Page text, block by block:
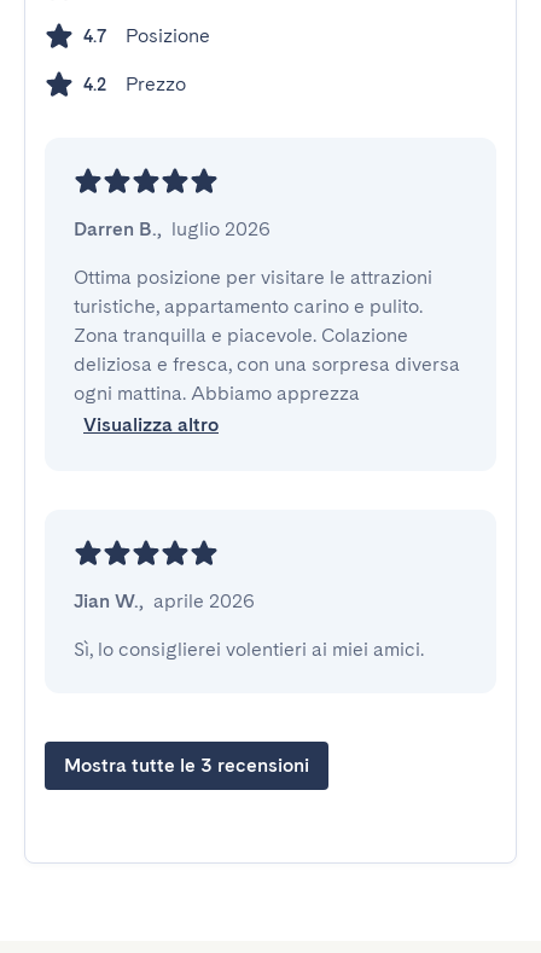
4.7 Posizione
4.2 Prezzo
Darren B., luglio 2026
Ottima posizione per visitare le attrazioni
turistiche, appartamento carino e pulito.
Zona tranquilla e piacevole. Colazione
deliziosa e fresca, con una sorpresa diversa
ogni mattina. Abbiamo apprezza
Visualizza altro
Jian W., aprile 2026
Sì, lo consiglierei volentieri ai miei amici.
Mostra tutte le 3 recensioni